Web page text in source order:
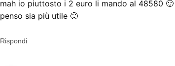
mah io piuttosto i 2 euro li mando al 48580 🙂
penso sia più utile 🙂
Rispondi